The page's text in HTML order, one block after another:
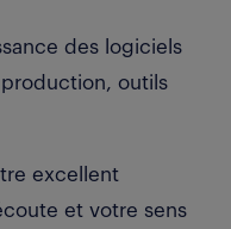
des logiciels
outils
excellent
et votre sens